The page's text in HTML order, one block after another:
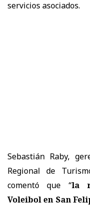
servicios asociados.
Sebastián Raby,
Regional de
comentó que “la
Voleibol en San